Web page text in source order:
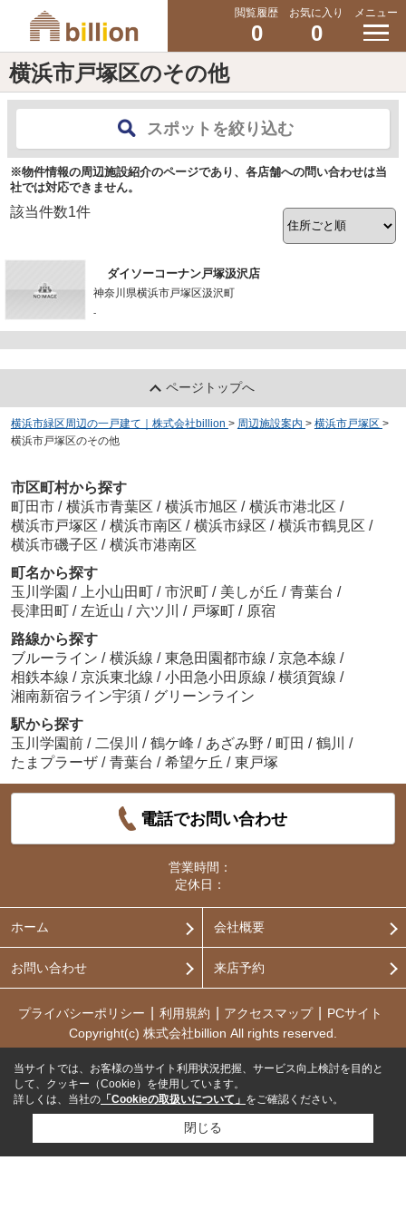
閲覧履歴
0
お気に入り
0
メニュー
横浜市戸塚区のその他
スポットを絞り込む
※物件情報の周辺施設紹介のページであり、各店舗への問い合わせは当
社では対応できません。
該当件数1件
ダイソーコーナン戸塚汲沢店
神奈川県横浜市戸塚区汲沢町
-
ページトップへ
横浜市緑区周辺の一戸建て｜株式会社billion > 周辺施設案内 > 横浜市戸塚区 >
横浜市戸塚区のその他
市区町村から探す
町田市 / 横浜市青葉区 / 横浜市旭区 / 横浜市港北区 /
横浜市戸塚区 / 横浜市南区 / 横浜市緑区 / 横浜市鶴見区 /
横浜市磯子区 / 横浜市港南区
町名から探す
玉川学園 / 上小山田町 / 市沢町 / 美しが丘 / 青葉台 /
長津田町 / 左近山 / 六ツ川 / 戸塚町 / 原宿
路線から探す
ブルーライン / 横浜線 / 東急田園都市線 / 京急本線 /
相鉄本線 / 京浜東北線 / 小田急小田原線 / 横須賀線 /
湘南新宿ライン宇須 / グリーンライン
駅から探す
玉川学園前 / 二俣川 / 鶴ケ峰 / あざみ野 / 町田 / 鶴川
/
たまプラーザ / 青葉台 / 希望ケ丘 / 東戸塚
電話でお問い合わせ
営業時間：
定休日：
ホーム 会社概要
お問い合わせ 来店予約
プライバシーポリシー 利用規約 アクセスマップ
PCサイト
Copyright(c) 株式会社billion All rights reserved.
当サイトでは、お客様の当サイト利用状況把握、サービス向上検討を目的と
して、クッキー（Cookie）を使用しています。
詳しくは、当社の 「Cookieの取扱いについて」 をご確認ください。
閉じる